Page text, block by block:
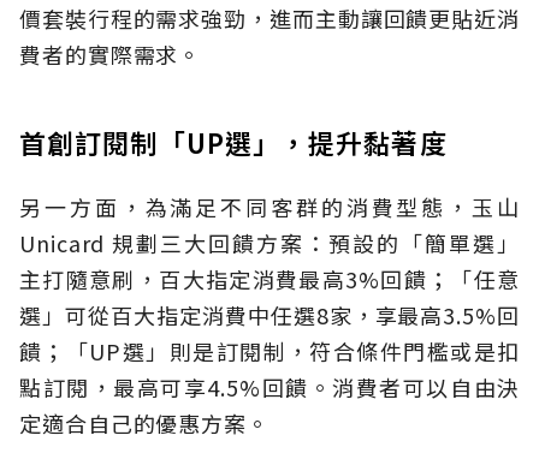
價套裝行程的需求強勁，進而主動讓回饋更貼近消
費者的實際需求。
首創訂閱制「UP選」，提升黏著度
另一方面，為滿足不同客群的消費型態，玉山
Unicard 規劃三大回饋方案：預設的「簡單選」
主打隨意刷，百大指定消費最高3%回饋；「任意
選」可從百大指定消費中任選8家，享最高3.5%回
饋；「UP選」則是訂閱制，符合條件門檻或是扣
點訂閱，最高可享4.5%回饋。消費者可以自由決
定適合自己的優惠方案。